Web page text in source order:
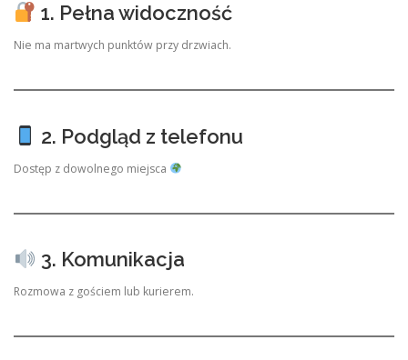
1. Pełna widoczność
Nie ma martwych punktów przy drzwiach.
2. Podgląd z telefonu
Dostęp z dowolnego miejsca
3. Komunikacja
Rozmowa z gościem lub kurierem.